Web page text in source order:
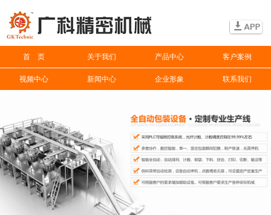
首 页 关于我们 产品中心 客户案例
视频中心 新闻中心 企业形象 联系我们
信息搜索